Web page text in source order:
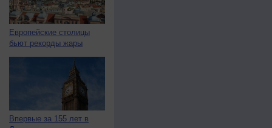
Европейские столицы
бьют рекорды жары
Впервые за 155 лет в